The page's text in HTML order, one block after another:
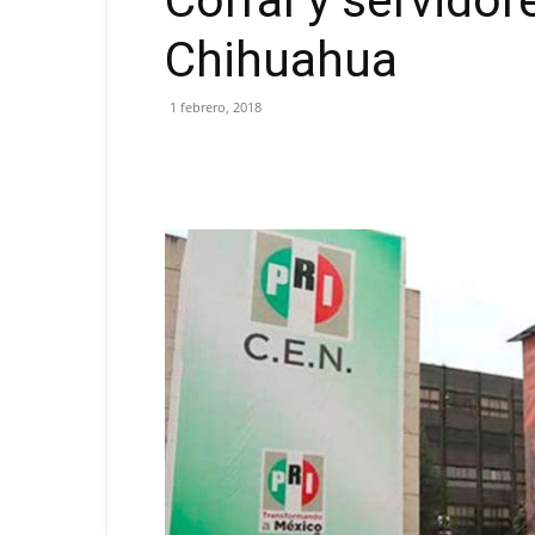
Chihuahua
1 febrero, 2018